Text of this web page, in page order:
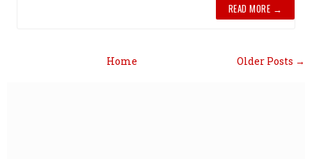
READ MORE →
Older Posts →
Home